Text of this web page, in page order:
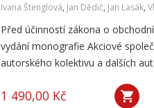
Ivana Štenglová, Jan Dědič, Jan Lasák,
Před účinností zákona o
vydání monografie Akciové
autorského kolektivu a dalších
1 490,00 Kč